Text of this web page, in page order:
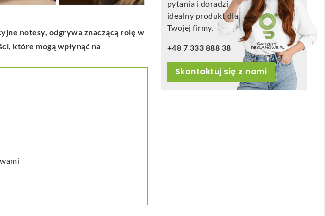
notesy, odgrywa znaczącą rolę w
które mogą wpłynąć na
pytania i doradzi
idealny produkt dla
Twojej firmy.
+48 7 333 888 38
Skontaktuj się z nami